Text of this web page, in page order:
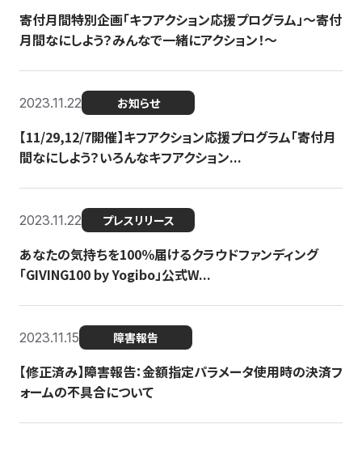
寄付月間特別企画「キフアクション応援プログラム」〜寄付
月間なにしよう？みんなで一緒にアクション！〜
2023.11.22 お知らせ
【11/29,12/7開催】キフアクション応援プログラム「寄付月
間なにしよう？いろんなキフアクション...
2023.11.22 プレスリリース
あなたの気持ちを100％届けるクラウドファンディング
「GIVING100 by Yogibo」公式W...
2023.11.15 障害報告
【修正済み】障害報告：金額指定パラメータ使用時の決済フ
ォームの不具合について